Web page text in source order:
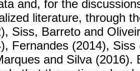
and, for the
literature, through
Siss, Barreto and
Fernandes (2014),
and Silva (2016).